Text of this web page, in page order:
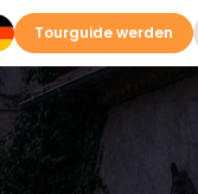
Tourguide werden